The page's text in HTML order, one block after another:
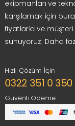
ekipmanları ve
karşılamak için
fiyatlarla ve müşteri
sunuyoruz. Daha
Hızlı Çözüm İçin
0322 351 0 350
Güvenli Ödeme